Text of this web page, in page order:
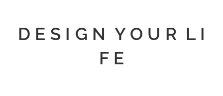
D E S I G N Y O U R L I
F E